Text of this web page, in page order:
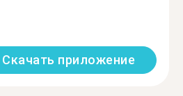
Скачать приложение